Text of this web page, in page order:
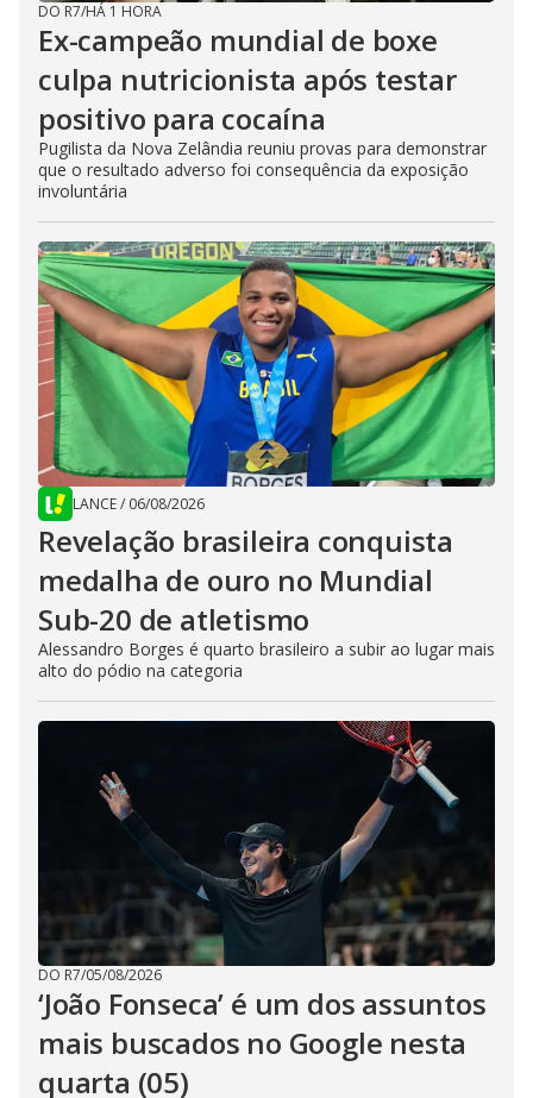
DO R7/HÁ 1 HORA
Ex-campeão mundial de boxe
culpa nutricionista após testar
positivo para cocaína
Pugilista da Nova Zelândia reuniu provas para demonstrar
que o resultado adverso foi consequência da exposição
involuntária
LANCE/ 06/08/2026
Revelação brasileira conquista
medalha de ouro no Mundial
Sub-20 de atletismo
Alessandro Borges é quarto brasileiro a subir ao lugar mais
alto do pódio na categoria
DO R7/05/08/2026
‘João Fonseca’ é um dos assuntos
mais buscados no Google nesta
quarta (05)